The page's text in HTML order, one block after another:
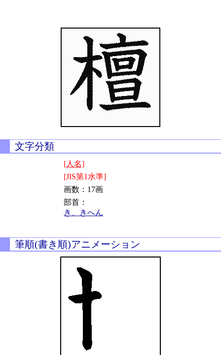
文字分類
[人名]
[JIS第1水準]
画数：17画
部首：
き、きへん
筆順(書き順)アニメーション